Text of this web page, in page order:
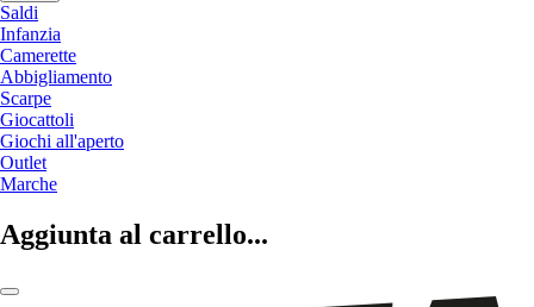
Saldi
Infanzia
Camerette
Abbigliamento
Scarpe
Giocattoli
Giochi all'aperto
Outlet
Marche
Aggiunta al carrello...